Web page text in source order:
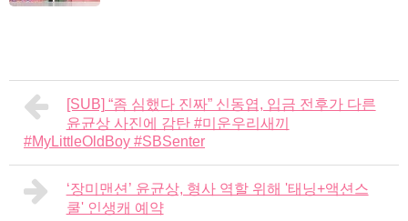
[SUB] “좀 심했다 진짜” 신동엽, 입금 전후가 다른
윤균상 사진에 감탄 #미운우리새끼
#MyLittleOldBoy #SBSenter
‘장미맨션’ 윤균상, 형사 역할 위해 '태닝+액션스
쿨' 인생캐 예약